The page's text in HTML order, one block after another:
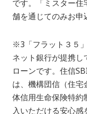
です。「ミスター住
舗を通じてのみお申
※3「フラット３５
ネット銀行が提携
ローンです。住信
は、機構団信（住
体信用生命保険特約
入いただける安心感